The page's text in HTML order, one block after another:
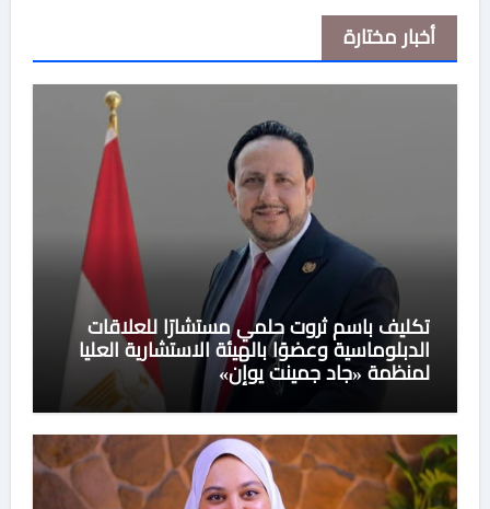
أخبار مختارة
تكليف باسم ثروت حلمي مستشارًا للعلاقات
الدبلوماسية وعضوًا بالهيئة الاستشارية العليا
لمنظمة «جاد جمينت يوإن»